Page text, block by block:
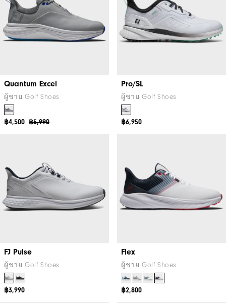
Quantum Excel
ผู้ชาย Golf Shoes
฿5,990
฿4,500
Pro/SL
ผู้ชาย Golf Shoes
฿6,950
FJ Pulse
ผู้ชาย Golf Shoes
฿3,990
Flex
ผู้ชาย Golf Shoes
฿2,800